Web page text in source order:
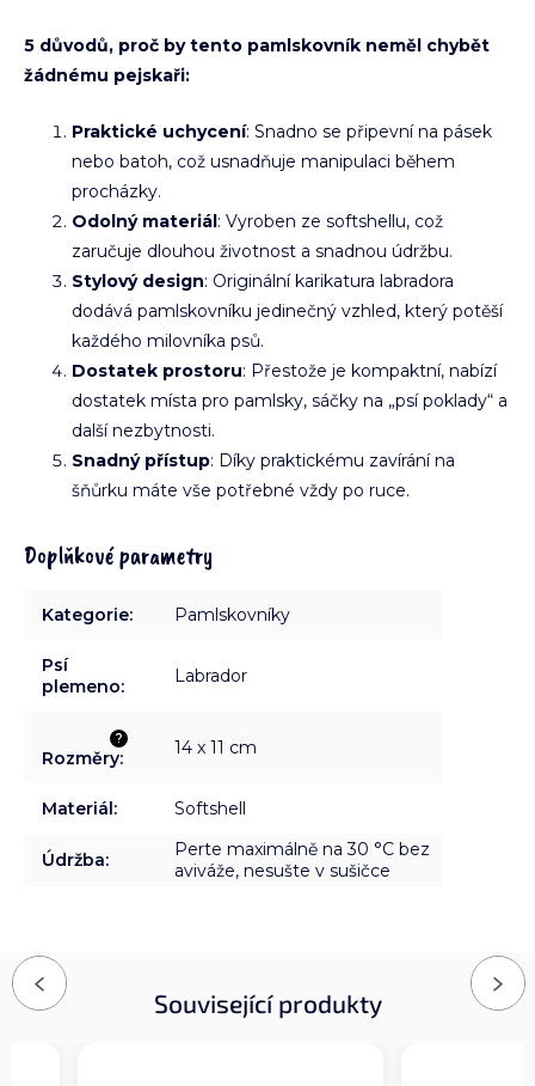
5 důvodů, proč by tento pamlskovník neměl chybět
žádnému pejskaři:
Praktické uchycení: Snadno se připevní na pásek
nebo batoh, což usnadňuje manipulaci během
procházky.
Odolný materiál: Vyroben ze softshellu, což
zaručuje dlouhou životnost a snadnou údržbu.
Stylový design: Originální karikatura labradora
dodává pamlskovníku jedinečný vzhled, který potěší
každého milovníka psů.
Dostatek prostoru: Přestože je kompaktní, nabízí
dostatek místa pro pamlsky, sáčky na „psí poklady“ a
další nezbytnosti.
Snadný přístup: Díky praktickému zavírání na
šňůrku máte vše potřebné vždy po ruce.
Doplňkové parametry
Kategorie: Pamlskovníky
Psí
plemeno: Labrador
?
Rozměry: 14 x 11 cm
Materiál: Softshell
Údržba:
Perte maximálně na 30 °C bez
aviváže, nesušte v sušičce
Související produkty
Previous Next